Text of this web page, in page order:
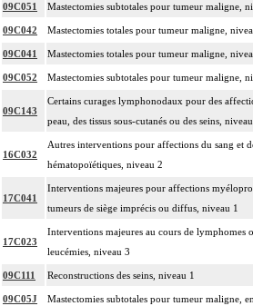
09C051 Mastectomies subtotales pour tumeur maligne,
09C042 Mastectomies totales pour tumeur maligne,
09C041 Mastectomies totales pour tumeur maligne,
09C052 Mastectomies subtotales pour tumeur maligne,
09C143
Certains curages lymphonodaux pour des
peau, des tissus sous-cutanés ou des seins,
16C032
Autres interventions pour affections du sang et
hématopoïétiques, niveau 2
17C041
Interventions majeures pour affections
tumeurs de siège imprécis ou diffus, niveau 1
17C023
Interventions majeures au cours de lymphomes
leucémies, niveau 3
09C111 Reconstructions des seins, niveau 1
09C05J Mastectomies subtotales pour tumeur maligne,